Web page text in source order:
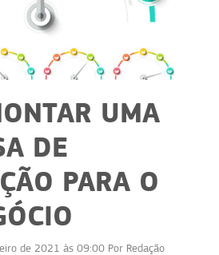
UMA
DE
PARA O
de 2021 às 09:00 Por Redação